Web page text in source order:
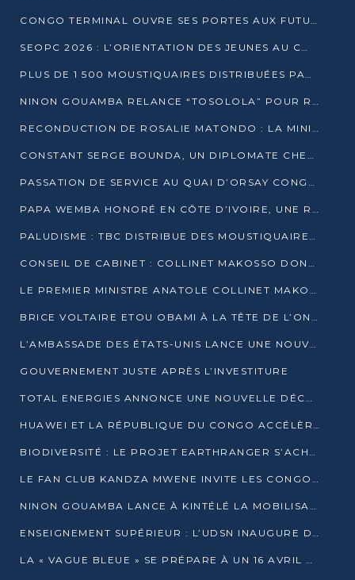
CONGO TERMINAL OUVRE SES PORTES AUX FUTURS INGÉNIEURS AU FORUM DES MÉTIERS D’UCAC-ICAM
SEOPC 2026 : L’ORIENTATION DES JEUNES AU CŒUR DE LA DEUXIÈME ÉDITION
PLUS DE 1 500 MOUSTIQUAIRES DISTRIBUÉES PAR AGL ET CONGO TERMINAL DANS LA LUTTE CONTRE LE PALUDISME
NINON GOUAMBA RELANCE “TOSOLOLA” POUR RENFORCER LE DIALOGUE AVEC LES CITOYENS
RECONDUCTION DE ROSALIE MATONDO : LA MINISTRE PROMET D’ACCÉLÉRER LE TRAITEMENT DES DOSSIERS ET DE RELEVER DE NOUVEAUX DÉFIS
CONSTANT SERGE BOUNDA, UN DIPLOMATE CHEVRONNÉ AUX COMMANDES DES AFFAIRES ÉTRANGÈRES
PASSATION DE SERVICE AU QUAI D’ORSAY CONGOLAIS : GAKOSSO PASSE LE FLAMBEAU À BOUNDA
PAPA WEMBA HONORÉ EN CÔTE D’IVOIRE, UNE RUE PORTE DÉSORMAIS SON NOM
PALUDISME : TBC DISTRIBUE DES MOUSTIQUAIRES DANS DEUX CSI DE BRAZZAVILLE
CONSEIL DE CABINET : COLLINET MAKOSSO DONNE SES DERNIÈRES ORIENTATIONS
LE PREMIER MINISTRE ANATOLE COLLINET MAKOSSO DÉMISSIONNE AVEC SON GOUVERNEMENT
BRICE VOLTAIRE ETOU OBAMI À LA TÊTE DE L’ONEC-C POUR TROIS ANS
L’AMBASSADE DES ÉTATS-UNIS LANCE UNE NOUVELLE COHORTE DU PROGRAMME ACCESS MICRO-SCHOLARSHIP
GOUVERNEMENT JUSTE APRÈS L’INVESTITURE
TOTAL ENERGIES ANNONCE UNE NOUVELLE DÉCOUVERTE D’HYDROCARBURES SUR LE PERMIS MOHO AU LARGE DU CONGO
HUAWEI ET LA RÉPUBLIQUE DU CONGO ACCÉLÈRENT LEUR PARTENARIAT
BIODIVERSITÉ : LE PROJET EARTHRANGER S’ACHÈVE, MAIS LES DÉFIS DEMEURENT
LE FAN CLUB KANDZA MWENE INVITE LES CONGOLAIS À UNE FORTE AFFLUENCE AU STADE DE KINTÉLÉ
NINON GOUAMBA LANCE À KINTÉLÉ LA MOBILISATION POUR L’INVESTITURE DR DSN
ENSEIGNEMENT SUPÉRIEUR : L’UDSN INAUGURE DES LABORATOIRES POUR BOOSTER LA FORMATION PRATIQUE
LA « VAGUE BLEUE » SE PRÉPARE À UN 16 AVRIL HISTORIQUE